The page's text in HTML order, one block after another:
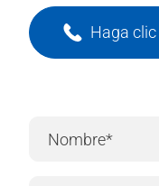
Haga